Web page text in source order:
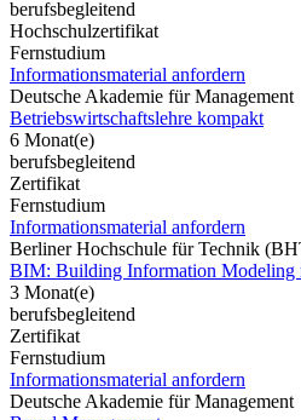
berufsbegleitend
Hochschulzertifikat
Fernstudium
Informationsmaterial anfordern
Deutsche Akademie für Management
Betriebswirtschaftslehre kompakt
6 Monat(e)
berufsbegleitend
Zertifikat
Fernstudium
Informationsmaterial anfordern
Berliner Hochschule für Technik
BIM: Building Information Modeling
3 Monat(e)
berufsbegleitend
Zertifikat
Fernstudium
Informationsmaterial anfordern
Deutsche Akademie für Management